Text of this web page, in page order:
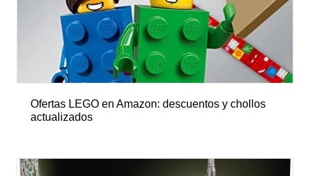
Ofertas LEGO en Amazon: descuentos y chollos
actualizados